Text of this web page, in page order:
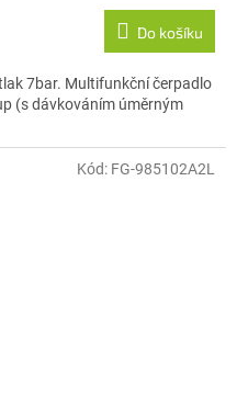
Do košíku
7bar. Multifunkční čerpadlo
(s dávkováním úměrným
Kód: FG-985102A2L